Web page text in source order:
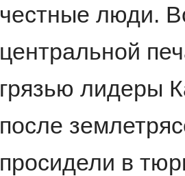
честные люди.
центральной
грязью лидеры
после
просидели в